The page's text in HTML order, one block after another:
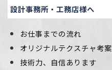
設計事務所・工務店様へ
お仕事までの流れ
オリジナルテクスチャ考案
技術力、自信あります